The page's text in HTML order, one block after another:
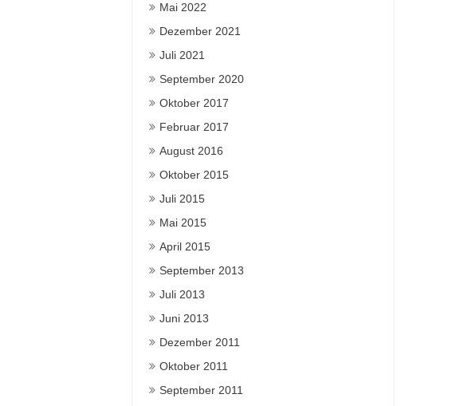
Mai 2022
Dezember 2021
Juli 2021
September 2020
Oktober 2017
Februar 2017
August 2016
Oktober 2015
Juli 2015
Mai 2015
April 2015
September 2013
Juli 2013
Juni 2013
Dezember 2011
Oktober 2011
September 2011